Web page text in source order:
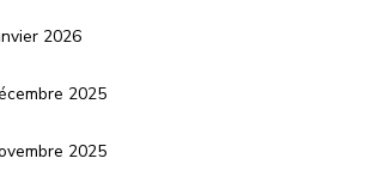
2026
2025
2025